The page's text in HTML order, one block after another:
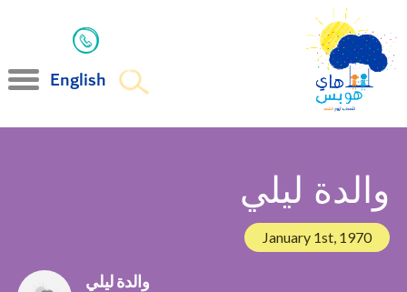
English
والدة ليلي
January 1st, 1970
والدة ليلي